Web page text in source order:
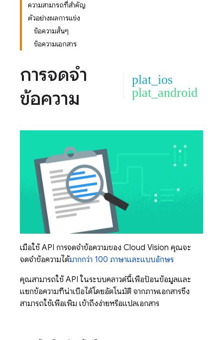
ความสามารถที่สำคัญ
ตัวอย่างผลการแข่ง
ข้อความสั้นๆ
ข้อความเอกสาร
การจดจำ
ข้อความ
plat_ios
plat_android
เมื่อใช้ API การจดจําข้อความของ Cloud Vision คุณจะ
จดจําข้อความได้มากกว่า 100 ภาษาและแบบอักษร
คุณสามารถใช้ API ในระบบคลาวด์นี้เพื่อป้อนข้อมูลและ
แยกข้อความที่น่าเบื่อได้โดยอัตโนมัติ จากภาพเอกสารซึ่ง
สามารถใช้เพื่อเพิ่ม เข้าถึงง่ายหรือแปลเอกสาร